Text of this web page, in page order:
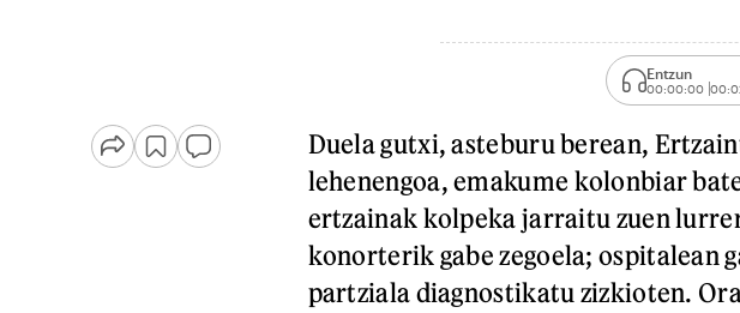
Entzun
00:00:00
Duela gutxi, asteburu berean,
lehenengoa, emakume kolonbiar
ertzainak kolpeka jarraitu zuen
konorterik gabe zegoela; ospitalean
partziala diagnostikatu zizkioten.